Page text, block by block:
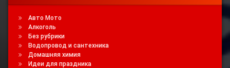
Авто Мото
Алкоголь
Без рубрики
Водопровод и сантехника
Домашняя химия
Идеи для праздника